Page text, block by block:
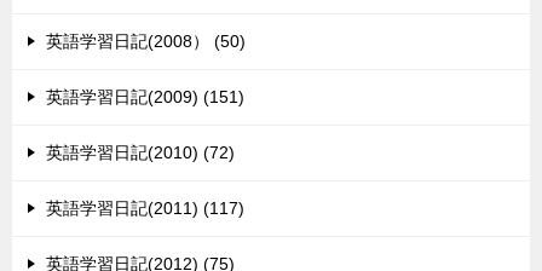
英語学習日記(2008） (50)
英語学習日記(2009) (151)
英語学習日記(2010) (72)
英語学習日記(2011) (117)
英語学習日記(2012) (75)